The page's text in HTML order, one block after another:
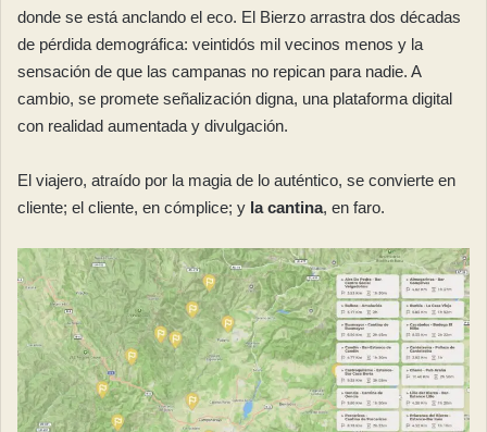
donde se está anclando el eco. El Bierzo arrastra dos décadas
de pérdida demográfica: veintidós mil vecinos menos y la
sensación de que las campanas no repican para nadie. A
cambio, se promete señalización digna, una plataforma digital
con realidad aumentada y divulgación.
El viajero, atraído por la magia de lo auténtico, se convierte en
cliente; el cliente, en cómplice; y la cantina, en faro.